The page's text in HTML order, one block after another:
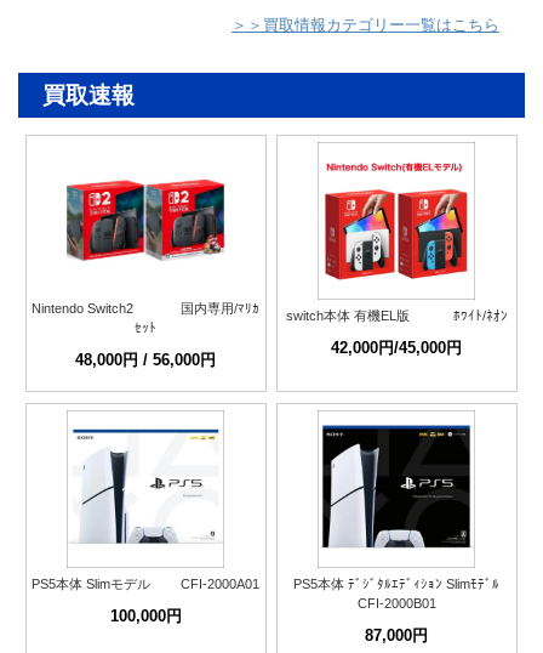
＞＞買取情報カテゴリー一覧はこちら
買取速報
Nintendo Switch2 国内専用/ﾏﾘｶ
ｾｯﾄ
48,000円 / 56,000円
switch本体 有機EL版 ﾎﾜｲﾄ/ﾈｵﾝ
42,000円/45,000円
PS5本体 Slimモデル CFI-2000A01
100,000円
PS5本体 ﾃﾞｼﾞﾀﾙｴﾃﾞｨｼｮﾝ Slimﾓﾃﾞﾙ
CFI-2000B01
87,000円